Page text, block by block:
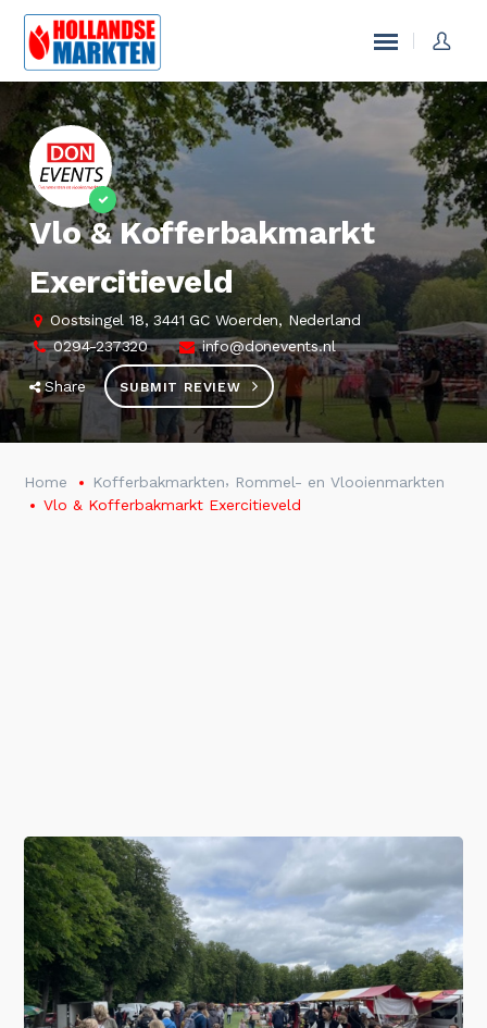
Vlo & Kofferbakmarkt
Exercitieveld
Oostsingel 18, 3441 GC Woerden, Nederland
0294-237320
info@donevents.nl
Share SUBMIT REVIEW
Home Kofferbakmarkten, Rommel- en Vlooienmarkten
Vlo & Kofferbakmarkt Exercitieveld